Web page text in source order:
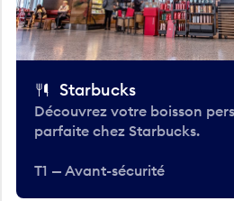
Starbucks
Découvrez votre boisson
parfaite chez Starbucks.
T1 — Avant-sécurité